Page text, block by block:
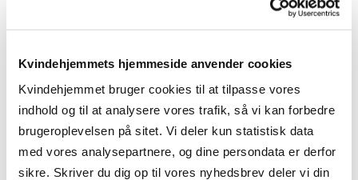
Kvindehjemmets hjemmeside anvender cookies
Kvindehjemmet bruger cookies til at tilpasse vores
indhold og til at analysere vores trafik, så vi kan forbedre
brugeroplevelsen på sitet. Vi deler kun statistisk data
med vores analysepartnere, og dine persondata er derfor
sikre. Skriver du dig op til vores nyhedsbrev deler vi din
kontakte os, og hvordan vi behandler persondata i
Privatlivspolitik
Dit samtykke gælder for følgende domæner:
kvindehjemmet.dk